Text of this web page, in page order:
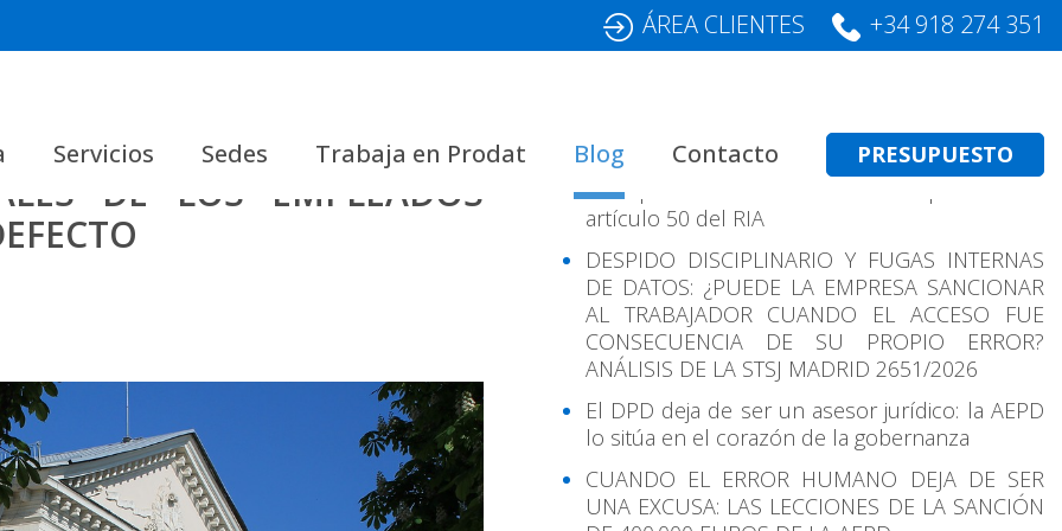
ÁREA CLIENTES +34 918 274 351
PRESUPUESTO
Servicios Sedes Trabaja en Prodat Blog Contacto
DE LOS EMPLEADOS
Transparencia en IA: cómo cumplir con el
artículo 50 del RIA
DESPIDO DISCIPLINARIO Y FUGAS INTERNAS
DE DATOS: ¿PUEDE LA EMPRESA SANCIONAR
AL TRABAJADOR CUANDO EL ACCESO FUE
CONSECUENCIA DE SU PROPIO ERROR?
ANÁLISIS DE LA STSJ MADRID 2651/2026
El DPD deja de ser un asesor jurídico: la AEPD
lo sitúa en el corazón de la gobernanza
CUANDO EL ERROR HUMANO DEJA DE SER
UNA EXCUSA: LAS LECCIONES DE LA SANCIÓN